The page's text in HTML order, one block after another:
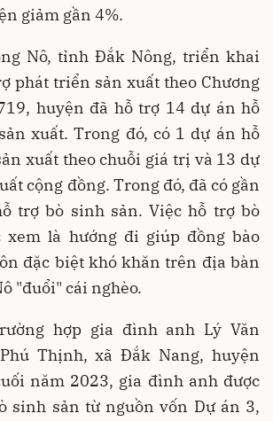
giảm gần 4%.
Nô, tỉnh Đắk Nông, triển khai
phát triển sản xuất theo Chương
huyện đã hỗ trợ 14 dự án hỗ
xuất. Trong đó, có 1 dự án hỗ
xuất theo chuỗi giá trị và 13 dự
cộng đồng. Trong đó, đã có gần
trợ bò sinh sản. Việc hỗ trợ bò
xem là hướng đi giúp đồng bào
đặc biệt khó khăn trên địa bàn
"đuổi" cái nghèo.
hợp gia đình anh Lý Văn
Thịnh, xã Đắk Nang, huyện
năm 2023, gia đình anh được
sinh sản từ nguồn vốn Dự án 3,